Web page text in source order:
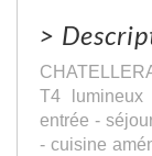
>
T4
entrée -
- cuisine